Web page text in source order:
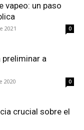
vapeo: un paso
2021 0
preliminar a
2020 0
crucial sobre el